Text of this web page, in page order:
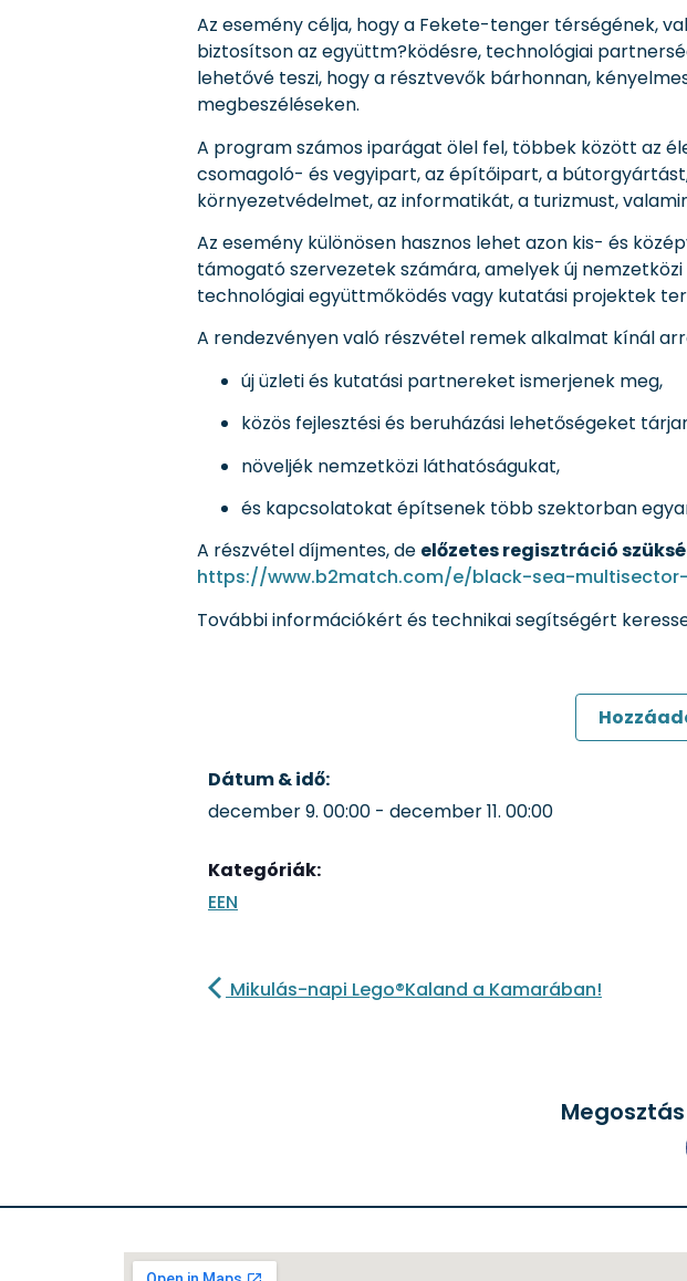
Az esemény célja, hogy a Fekete-tenger térségének,
biztosítson az együttm?ködésre, technológiai
lehetővé teszi, hogy a résztvevők bárhonnan,
megbeszéléseken.
A program számos iparágat ölel fel, többek között az
csomagoló- és vegyipart, az építőipart, a
környezetvédelmet, az informatikát, a turizmust,
Az esemény különösen hasznos lehet azon kis- és
támogató szervezetek számára, amelyek új
technológiai együttmőködés vagy kutatási projektek
A rendezvényen való részvétel remek alkalmat kínál
új üzleti és kutatási partnereket ismerjenek meg,
közös fejlesztési és beruházási lehetőségeket
növeljék nemzetközi láthatóságukat,
és kapcsolatokat építsenek több szektorban
A részvétel díjmentes, de előzetes regisztráció
https://www.b2match.com/e/black-sea-
További információkért és technikai segítségért
Dátum & idő:
december 9. 00:00 - december 11. 00:00
Kategóriák:
EEN
Mikulás-napi Lego®Kaland a Kamarában!